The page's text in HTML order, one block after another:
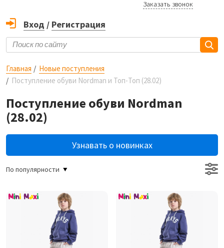
Заказать звонок
Вход / Регистрация
Главная
Новые поступления
Поступление обуви Nordman и Топ-Топ (28.02)
Поступление обуви Nordman
(28.02)
Узнавать о новинках
По популярности